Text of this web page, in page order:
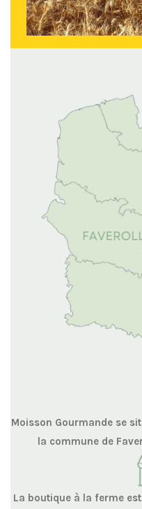
Moisson Gourmande se
la commune de
La boutique à la ferme